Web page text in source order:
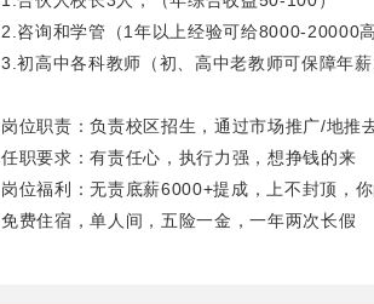
2.咨询和学管（1年以上经验可给8000-20000高
3.初高中各科教师（初、高中老教师可保障年
岗位职责：负责校区招生，通过市场推广/地推
任职要求：有责任心，执行力强，想挣钱的来
岗位福利：无责底薪6000+提成，上不封顶，
免费住宿，单人间，五险一金，一年两次长假